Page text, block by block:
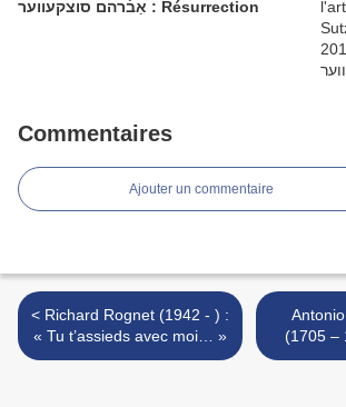
אַבֿרהם סוצקעווער : Résurrection
Commentaires
Ajouter un commentaire
< Richard Rognet (1942 - ) :
« Tu t’assieds avec moi… »
(1705 –